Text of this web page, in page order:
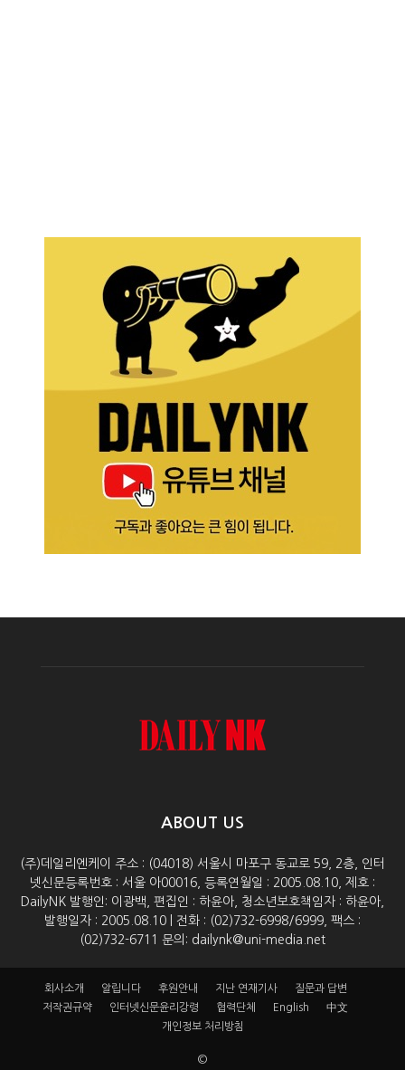
ABOUT US
(주)데일리엔케이 주소 : (04018) 서울시 마포구 동교로 59, 2층, 인터
넷신문등록번호 : 서울 아00016, 등록연월일 : 2005.08.10, 제호 :
DailyNK 발행인: 이광백, 편집인 : 하윤아, 청소년보호책임자 : 하윤아,
발행일자 : 2005.08.10 | 전화 : (02)732-6998/6999, 팩스 :
(02)732-6711 문의: dailynk@uni-media.net
회사소개 알립니다 후원안내 지난 연재기사
질문과 답변
저작권규약
인터넷신문윤리강령 협력단체 English
中文
개인정보 처리방침
©